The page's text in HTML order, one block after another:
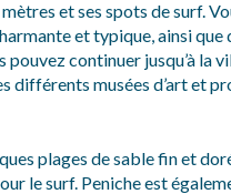
et ses spots de surf.
et typique, ainsi que
continuer jusqu’à la
musées d’art et
plages de sable fin et
le surf. Peniche est